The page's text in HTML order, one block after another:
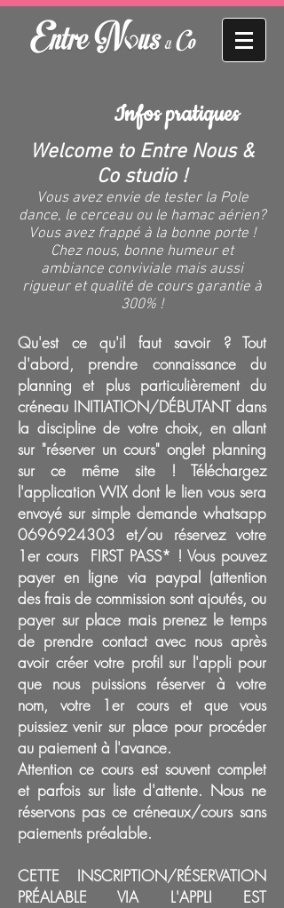
Infos pratiques
Welcome to Entre Nous &
Co studio !
Vous avez envie de tester la Pole
dance, le cerceau ou le hamac aérien?
Vous avez frappé à la bonne porte !
Chez nous, bonne humeur et
ambiance conviviale mais aussi
rigueur et qualité de cours garantie à
300% !
Qu'est ce qu'il faut savoir ? Tout
d'abord, prendre connaissance du
planning et plus particulièrement du
créneau INITIATION/DÉBUTANT dans
la discipline de votre choix, en allant
sur "réserver un cours" onglet planning
sur ce même site ! Téléchargez
l'application WIX dont le lien vous sera
envoyé sur simple demande whatsapp
0696924303 et/ou réservez votre
1er cours FIRST PASS* ! Vous pouvez
payer en ligne via paypal (attention
des frais de commission sont ajoutés, ou
payer sur place mais prenez le temps
de prendre contact avec nous après
avoir créer votre profil sur l'appli pour
que nous puissions réserver à votre
nom, votre 1er cours et que vous
puissiez venir sur place pour procéder
au paiement à l'avance.
Attention ce cours est souvent complet
et parfois sur liste d'attente. Nous ne
réservons pas ce créneaux/cours sans
paiements préalable.
CETTE INSCRIPTION/RÉSERVATION
PRÉALABLE VIA L'APPLI EST